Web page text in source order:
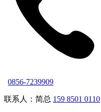
0856-7239909
联系人：简总 159 8501 0110